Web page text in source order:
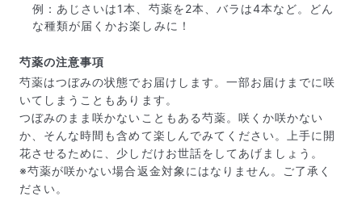
届いたお花に元気がなかったら？
もし届いたお花に「枯れている」「折れている」などの
不備があった場合は、些細なことでもお気軽にサポート
例：あじさいは1本、芍薬を2本、バラは4本など。どん
な種類が届くかお楽しみに！
芍薬の注意事項
芍薬はつぼみの状態でお届けします。一部お届けまでに咲
いてしまうこともあります。
つぼみのまま咲かないこともある芍薬。咲くか咲かない
か、そんな時間も含めて楽しんでみてください。上手に開
花させるために、少しだけお世話をしてあげましょう。
※芍薬が咲かない場合返金対象にはなりません。ご了承く
ださい。